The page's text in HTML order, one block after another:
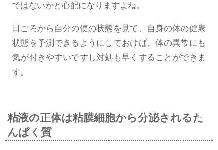
ではないかと心配になりますよね。
日ごろから自分の便の状態を見て、自身の体の健康
状態を予測できるようにしておけば、体の異常にも
気が付きやすいですし対処も早くすることができま
す。
粘液の正体は粘膜細胞から分泌されるた
んぱく質